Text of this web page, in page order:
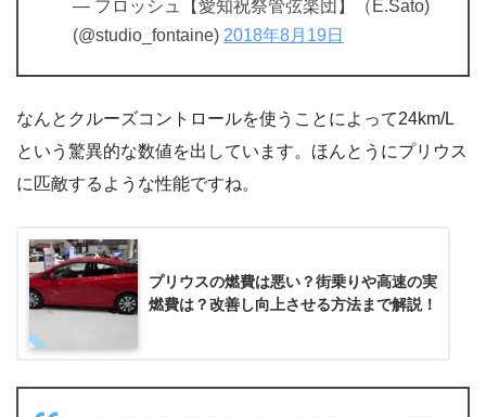
— フロッシュ【愛知祝祭管弦楽団】（E.Sato)
(@studio_fontaine) 2018年8月19日
なんとクルーズコントロールを使うことによって24km/L
という驚異的な数値を出しています。ほんとうにプリウス
に匹敵するような性能ですね。
プリウスの燃費は悪い？街乗りや高速の実
燃費は？改善し向上させる方法まで解説！